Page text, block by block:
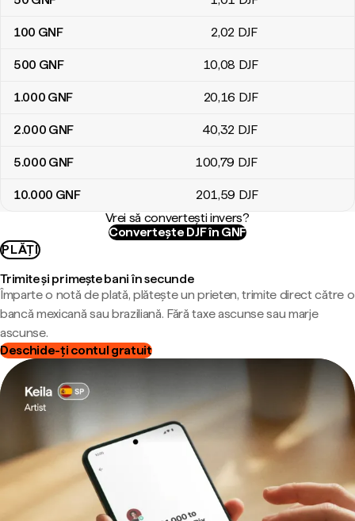
100 GNF 2,02 DJF
500 GNF 10,08 DJF
1.000 GNF 20,16 DJF
2.000 GNF 40,32 DJF
5.000 GNF 100,79 DJF
10.000 GNF 201,59 DJF
Vrei să convertești invers?
Convertește DJF în GNF
PLĂȚI
Trimite și primește bani în secunde
Împarte o notă de plată, plătește un prieten, trimite direct către o
bancă mexicană sau braziliană. Fără taxe ascunse sau marje
ascunse.
Deschide-ți contul gratuit